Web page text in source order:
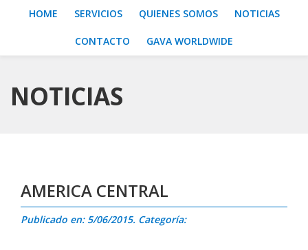
HOME SERVICIOS QUIENES SOMOS NOTICIAS
CONTACTO GAVA WORLDWIDE
NOTICIAS
AMERICA CENTRAL
Publicado en: 5/06/2015. Categoría: